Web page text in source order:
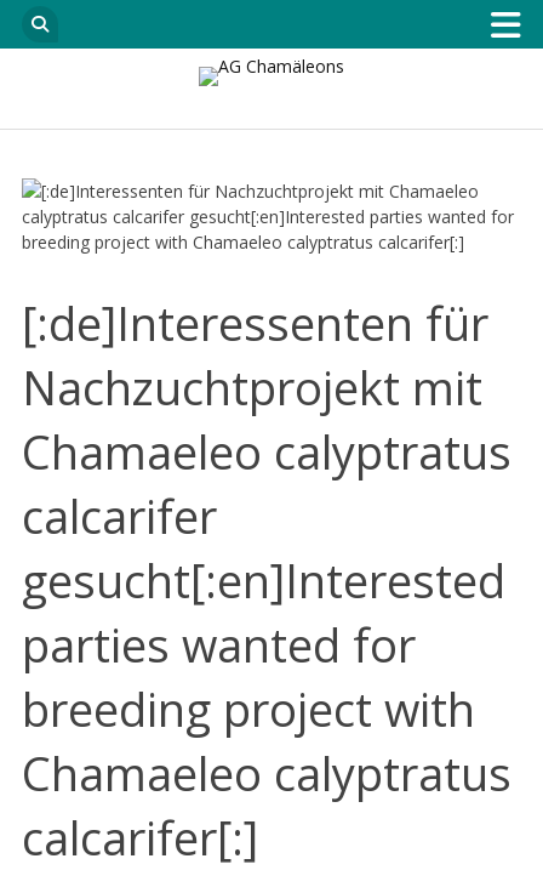
[:de]Interessenten für
Nachzuchtprojekt mit
Chamaeleo calyptratus
calcarifer
gesucht[:en]Interested
parties wanted for
breeding project with
Chamaeleo calyptratus
calcarifer[:]